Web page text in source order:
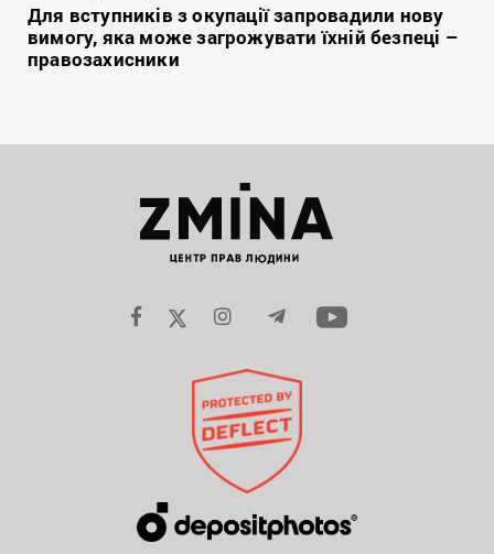
Для вступників з окупації запровадили нову
вимогу, яка може загрожувати їхній безпеці –
правозахисники